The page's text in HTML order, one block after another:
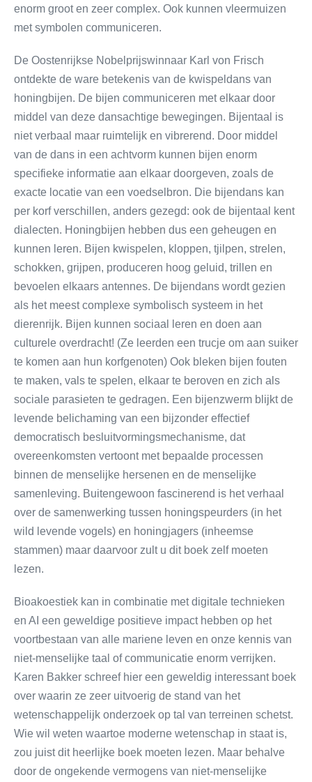
enorm groot en zeer complex. Ook kunnen vleermuizen
met symbolen communiceren.
De Oostenrijkse Nobelprijswinnaar Karl von Frisch
ontdekte de ware betekenis van de kwispeldans van
honingbijen. De bijen communiceren met elkaar door
middel van deze dansachtige bewegingen. Bijentaal is
niet verbaal maar ruimtelijk en vibrerend. Door middel
van de dans in een achtvorm kunnen bijen enorm
specifieke informatie aan elkaar doorgeven, zoals de
exacte locatie van een voedselbron. Die bijendans kan
per korf verschillen, anders gezegd: ook de bijentaal kent
dialecten. Honingbijen hebben dus een geheugen en
kunnen leren. Bijen kwispelen, kloppen, tjilpen, strelen,
schokken, grijpen, produceren hoog geluid, trillen en
bevoelen elkaars antennes. De bijendans wordt gezien
als het meest complexe symbolisch systeem in het
dierenrijk. Bijen kunnen sociaal leren en doen aan
culturele overdracht! (Ze leerden een trucje om aan suiker
te komen aan hun korfgenoten) Ook bleken bijen fouten
te maken, vals te spelen, elkaar te beroven en zich als
sociale parasieten te gedragen. Een bijenzwerm blijkt de
levende belichaming van een bijzonder effectief
democratisch besluitvormingsmechanisme, dat
overeenkomsten vertoont met bepaalde processen
binnen de menselijke hersenen en de menselijke
samenleving. Buitengewoon fascinerend is het verhaal
over de samenwerking tussen honingspeurders (in het
wild levende vogels) en honingjagers (inheemse
stammen) maar daarvoor zult u dit boek zelf moeten
lezen.
Bioakoestiek kan in combinatie met digitale technieken
en AI een geweldige positieve impact hebben op het
voortbestaan van alle mariene leven en onze kennis van
niet-menselijke taal of communicatie enorm verrijken.
Karen Bakker schreef hier een geweldig interessant boek
over waarin ze zeer uitvoerig de stand van het
wetenschappelijk onderzoek op tal van terreinen schetst.
Wie wil weten waartoe moderne wetenschap in staat is,
zou juist dit heerlijke boek moeten lezen. Maar behalve
door de ongekende vermogens van niet-menselijke